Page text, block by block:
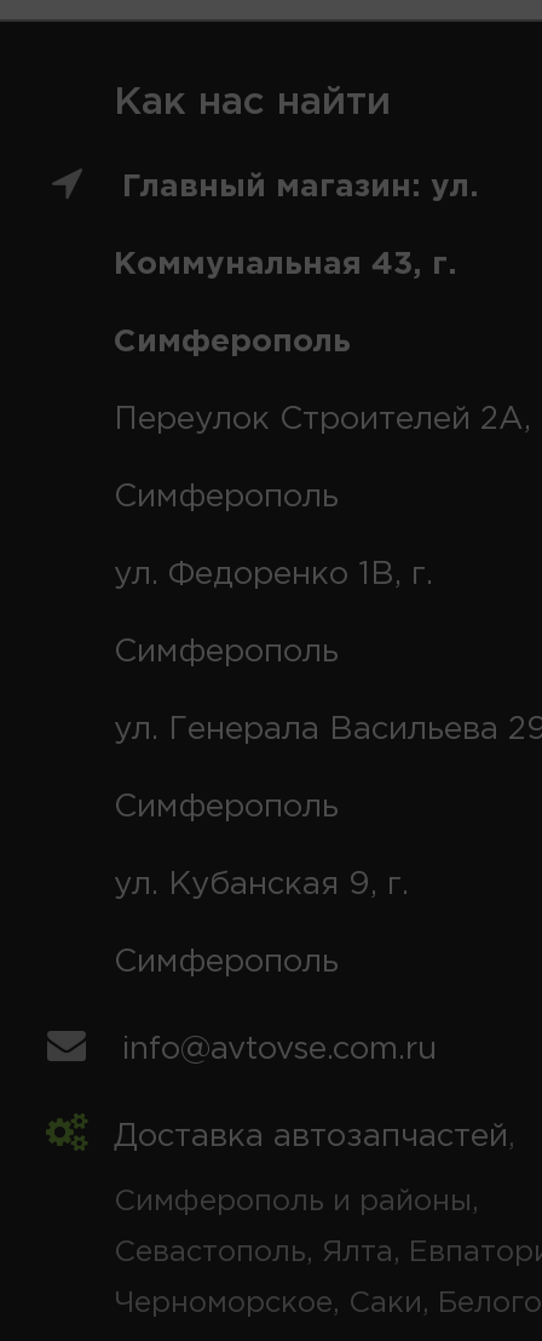
Как нас найти
Главный магазин: ул.
Коммунальная 43, г.
Симферополь
Переулок Строителей 2А,
Симферополь
ул. Федоренко 1В, г.
Симферополь
ул. Генерала Васильева
Симферополь
ул. Кубанская 9, г.
Симферополь
info@avtovse.com.ru
Доставка автозапчастей,
Симферополь и районы,
Севастополь, Ялта,
Черноморское, Саки,